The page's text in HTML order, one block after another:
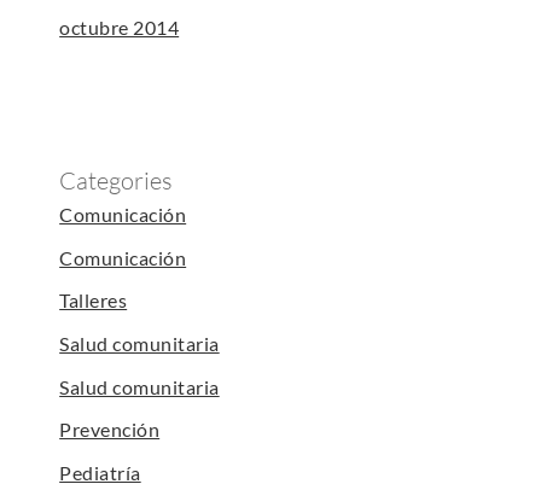
octubre 2014
Categories
Comunicación
Comunicación
Talleres
Salud comunitaria
Salud comunitaria
Prevención
Pediatría